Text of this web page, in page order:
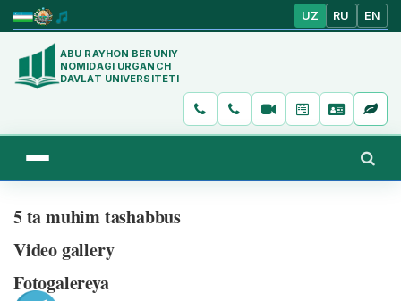
UZ RU EN
ABU RAYHON BERUNIY
NOMIDAGI URGANCH
DAVLAT UNIVERSITETI
5 ta muhim tashabbus
Video gallery
Fotogalereya